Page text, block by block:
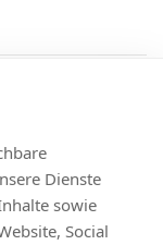
-96
Dienste
sowie
Social